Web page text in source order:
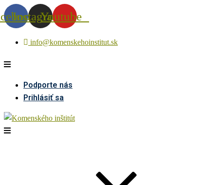
InstagramYoutube
info@komenskehoinstitut.sk
Podporte nás
Prihlásiť sa